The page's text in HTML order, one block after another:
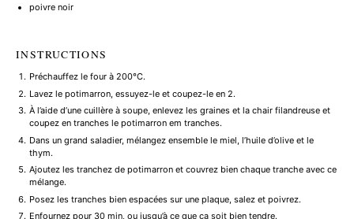
poivre noir
INSTRUCTIONS
Préchauffez le four à 200°C.
Lavez le potimarron, essuyez-le et coupez-le en 2.
À l’aide d’une cuillère à soupe, enlevez les graines et la chair filandreuse et
coupez en tranches le potimarron em tranches.
Dans un grand saladier, mélangez ensemble le miel, l’huile d’olive et le
thym.
Ajoutez les tranchez de potimarron et couvrez bien chaque tranche avec ce
mélange.
Posez les tranches bien espacées sur une plaque, salez et poivrez.
Enfournez pour 30 min, ou jusqu’à ce que ca soit bien tendre.